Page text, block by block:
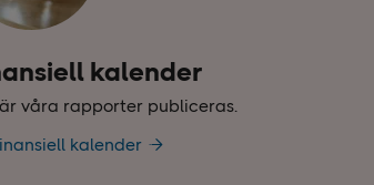
kalender
våra rapporter publiceras.
kalender